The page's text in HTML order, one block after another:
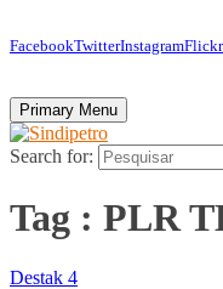
FacebookTwitterInstagramFlickr
Primary Menu
Search for:
Tag : PLR
Destak 4